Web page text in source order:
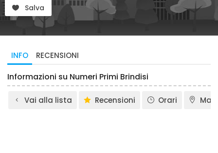
Salva
INFO RECENSIONI
Informazioni su Numeri Primi Brindisi
Vai alla lista Recensioni Orari